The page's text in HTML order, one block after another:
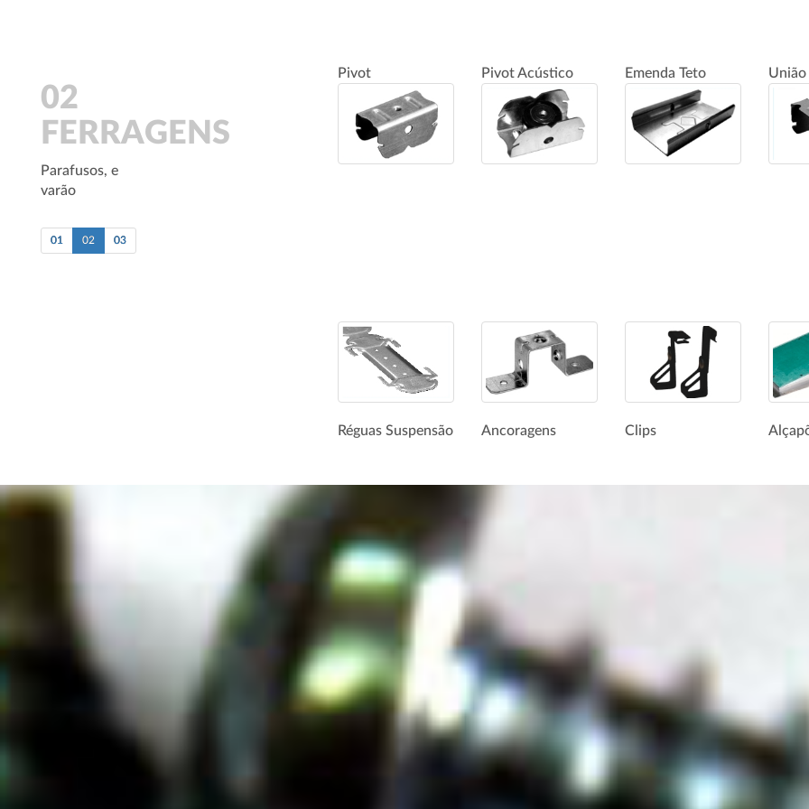
02
FERRAGENS
Parafusos, e
varão
01 02 03
Pivot Pivot Acústico Emenda Teto União
Réguas Suspensão Ancoragens Clips